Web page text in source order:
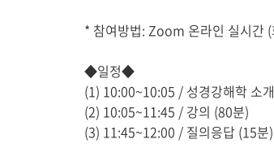
* 참여방법: Zoom 온라인 실시간
◆일정◆
(1) 10:00~10:05 / 성경강해학 소
(2) 10:05~11:45 / 강의 (80분)
(3) 11:45~12:00 / 질의응답 (15분)